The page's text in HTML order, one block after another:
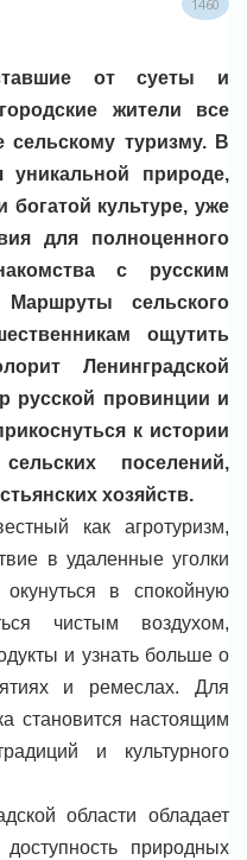
1460
от суеты и
е жители
все
сельскому туризму.
В
уникальной природе,
богатой культуре, уже
для полноценного
с русским
аршрутысельского
ощутить
Ленинградской
русской провинции и
рикоснуться к истории
поселений,
хозяйств.
как агротуризм,
в удаленные уголки
в спокойную
чистым воздухом,
и узнать больше о
и ремеслах. Для
становится настоящим
и культурного
области обладает
природных